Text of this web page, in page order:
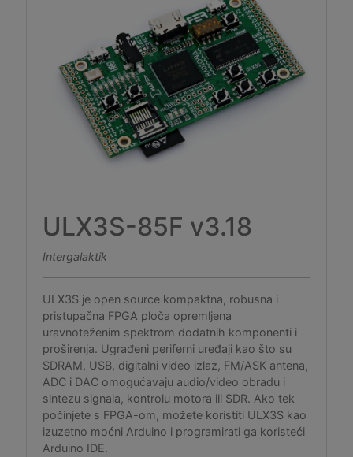
ULX3S-85F v3.18
Intergalaktik
ULX3S je open source kompaktna, robusna i
pristupačna FPGA ploča opremljena
uravnoteženim spektrom dodatnih komponenti i
proširenja. Ugrađeni periferni uređaji kao što su
SDRAM, USB, digitalni video izlaz, FM/ASK antena,
ADC i DAC omogućavaju audio/video obradu i
sintezu signala, kontrolu motora ili SDR. Ako tek
počinjete s FPGA-om, možete koristiti ULX3S kao
izuzetno moćni Arduino i programirati ga koristeći
Arduino IDE.